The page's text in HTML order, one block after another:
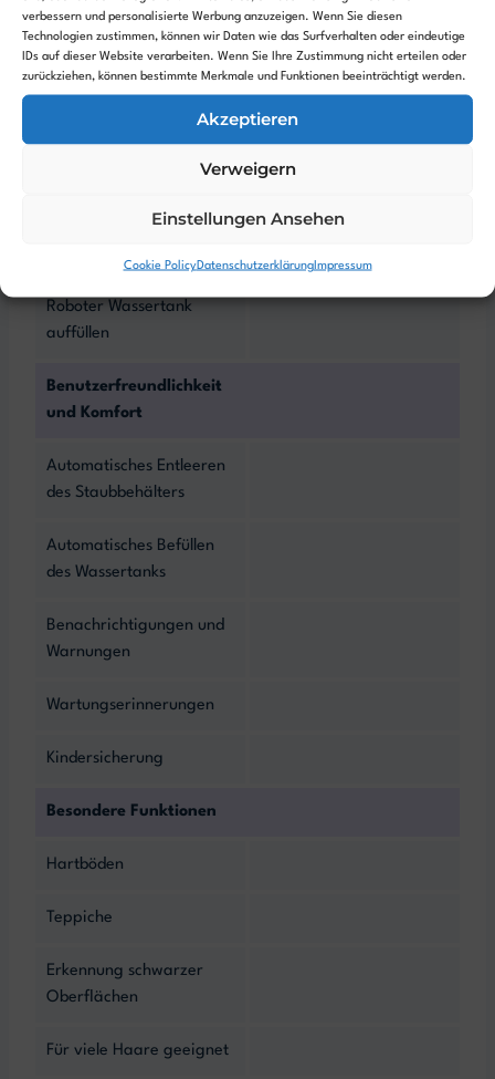
verbessern und personalisierte Werbung anzuzeigen. Wenn Sie diesen
Technologien zustimmen, können wir Daten wie das Surfverhalten oder eindeutige
IDs auf dieser Website verarbeiten. Wenn Sie Ihre Zustimmung nicht erteilen oder
zurückziehen, können bestimmte Merkmale und Funktionen beeinträchtigt werden.
Akzeptieren
Verweigern
Einstellungen Ansehen
Cookie PolicyDatenschutzerklärungImpressum
Objekterkennung
Reinigungsstation
Absaugstation -
Roboter Wassertank
auffüllen
Benutzerfreundlichkeit
und Komfort
Automatisches Entleeren
des Staubbehälters
Automatisches Befüllen
des Wassertanks
Benachrichtigungen und
Warnungen
Wartungserinnerungen
Kindersicherung
Besondere Funktionen
Hartböden
Teppiche
Erkennung schwarzer
Oberflächen
Für viele Haare geeignet